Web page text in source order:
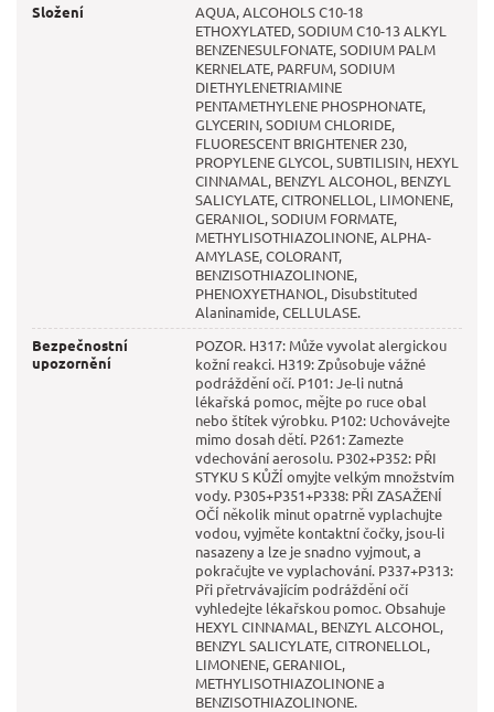
Složení
AQUA, ALCOHOLS C10-18
ETHOXYLATED, SODIUM C10-13 ALKYL
BENZENESULFONATE, SODIUM PALM
KERNELATE, PARFUM, SODIUM
DIETHYLENETRIAMINE
PENTAMETHYLENE PHOSPHONATE,
GLYCERIN, SODIUM CHLORIDE,
FLUORESCENT BRIGHTENER 230,
PROPYLENE GLYCOL, SUBTILISIN, HEXYL
CINNAMAL, BENZYL ALCOHOL, BENZYL
SALICYLATE, CITRONELLOL, LIMONENE,
GERANIOL, SODIUM FORMATE,
METHYLISOTHIAZOLINONE, ALPHA-
AMYLASE, COLORANT,
BENZISOTHIAZOLINONE,
PHENOXYETHANOL, Disubstituted
Alaninamide, CELLULASE.
Bezpečnostní
upozornění
POZOR. H317: Může vyvolat alergickou
kožní reakci. H319: Způsobuje vážné
podráždění očí. P101: Je-li nutná
lékařská pomoc, mějte po ruce obal
nebo štítek výrobku. P102: Uchovávejte
mimo dosah dětí. P261: Zamezte
vdechování aerosolu. P302+P352: PŘI
STYKU S KŮŽÍ omyjte velkým množstvím
vody. P305+P351+P338: PŘI ZASAŽENÍ
OČÍ několik minut opatrně vyplachujte
vodou, vyjměte kontaktní čočky, jsou-li
nasazeny a lze je snadno vyjmout, a
pokračujte ve vyplachování. P337+P313:
Při přetrvávajícím podráždění očí
vyhledejte lékařskou pomoc. Obsahuje
HEXYL CINNAMAL, BENZYL ALCOHOL,
BENZYL SALICYLATE, CITRONELLOL,
LIMONENE, GERANIOL,
METHYLISOTHIAZOLINONE a
BENZISOTHIAZOLINONE.